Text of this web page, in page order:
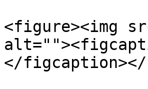
<figure><img
</